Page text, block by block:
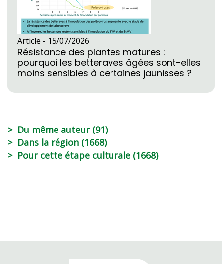
Article - 15/07/2026
Résistance des plantes matures :
pourquoi les betteraves âgées sont-elles
moins sensibles à certaines jaunisses ?
Du même auteur (91)
Dans la région (1668)
Pour cette étape culturale (1668)